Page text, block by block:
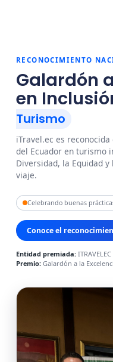
RECONOCIMIENTO
Galardón
en
Turismo
iTravel.ec es
del Ecuador en turismo
Diversidad, la Equidad
viaje.
Celebrando buenas
Conoce el
Entidad premiada:
Premio: Galardón a la